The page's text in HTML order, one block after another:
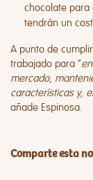
chocolate
tendrán un
A punto de
trabajado para “
mercado,
características y,
añade Espinosa.
Comparte esta